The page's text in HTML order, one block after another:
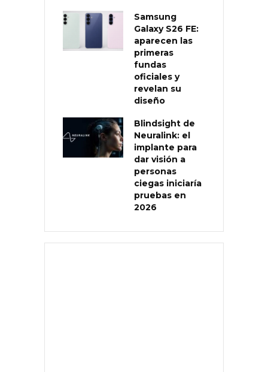
Samsung
Galaxy S26 FE:
aparecen las
primeras
fundas
oficiales y
revelan su
diseño
Blindsight de
Neuralink: el
implante para
dar visión a
personas
ciegas iniciaría
pruebas en
2026